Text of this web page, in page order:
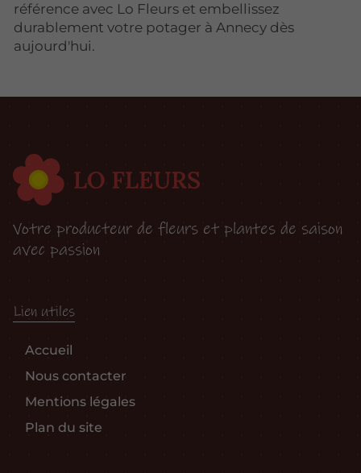
référence avec Lo Fleurs et embellissez
durablement votre potager à Annecy dès
aujourd'hui.
Votre producteur de fleurs et plantes de saison
avec passion
Lien utiles
Accueil
Nous contacter
Mentions légales
Plan du site